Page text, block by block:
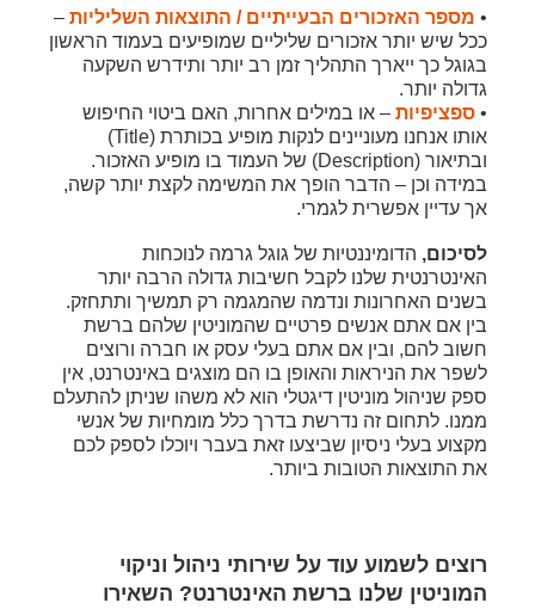
• מספר האזכורים הבעייתיים / התוצאות השליליות –
ככל שיש יותר אזכורים שליליים שמופיעים בעמוד הראשון
בגוגל כך ייארך התהליך זמן רב יותר ותידרש השקעה
גדולה יותר.
• ספציפיות – או במילים אחרות, האם ביטוי החיפוש
אותו אנחנו מעוניינים לנקות מופיע בכותרת (Title)
ובתיאור (Description) של העמוד בו מופיע האזכור.
במידה וכן – הדבר הופך את המשימה לקצת יותר קשה,
אך עדיין אפשרית לגמרי.
לסיכום, הדומיננטיות של גוגל גרמה לנוכחות
האינטרנטית שלנו לקבל חשיבות גדולה הרבה יותר
בשנים האחרונות ונדמה שהמגמה רק תמשיך ותתחזק.
בין אם אתם אנשים פרטיים שהמוניטין שלהם ברשת
חשוב להם, ובין אם אתם בעלי עסק או חברה ורוצים
לשפר את הניראות והאופן בו הם מוצגים באינטרנט, אין
ספק שניהול מוניטין דיגטלי הוא לא משהו שניתן להתעלם
ממנו. לתחום זה נדרשת בדרך כלל מומחיות של אנשי
מקצוע בעלי ניסיון שביצעו זאת בעבר ויוכלו לספק לכם
את התוצאות הטובות ביותר.
רוצים לשמוע עוד על שירותי ניהול וניקוי
המוניטין שלנו ברשת האינטרנט? השאירו